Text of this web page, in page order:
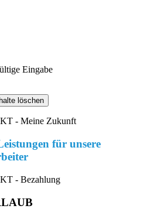
Eingabe
löschen
für unsere